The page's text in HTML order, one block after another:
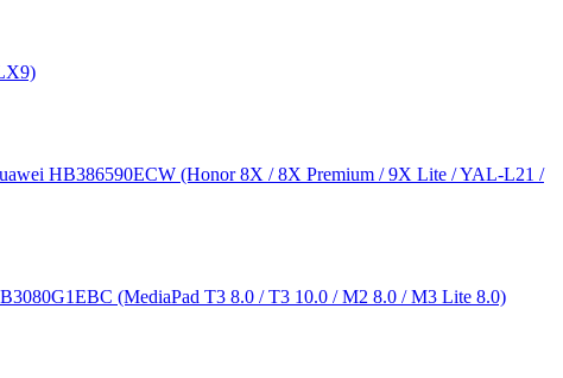
HB386590ECW (Honor 8X / 8X Premium / 9X Lite / YAL-L21 /
(MediaPad T3 8.0 / T3 10.0 / M2 8.0 / M3 Lite 8.0)